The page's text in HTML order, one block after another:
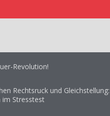
Revolution!
Rechtsruck und Gleichstellung:
im Stresstest